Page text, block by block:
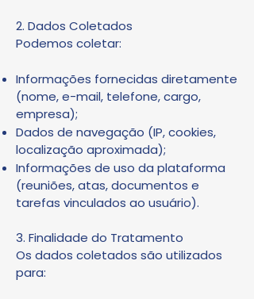
2. Dados Coletados
Podemos coletar:
Informações fornecidas diretamente
(nome, e-mail, telefone, cargo,
empresa);
Dados de navegação (IP, cookies,
localização aproximada);
Informações de uso da plataforma
(reuniões, atas, documentos e
tarefas vinculados ao usuário).
3. Finalidade do Tratamento
Os dados coletados são utilizados
para: